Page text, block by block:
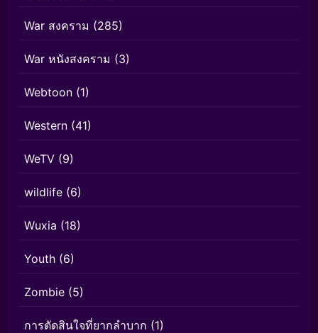
War สงคราม (285)
War หนังสงคราม (3)
Webtoon (1)
Western (41)
WeTV (9)
wildlife (6)
Wuxia (18)
Youth (6)
Zombie (5)
การตัดสินใจที่ยากลำบาก (1)